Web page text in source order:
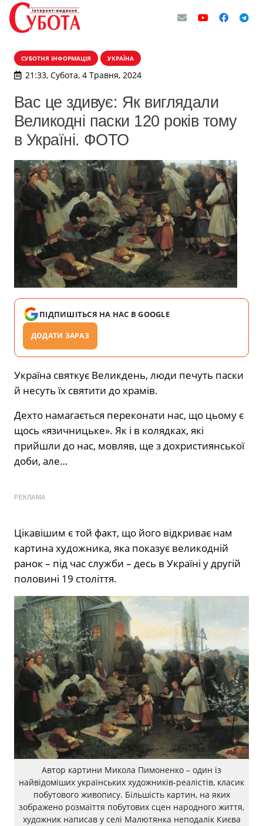
СУБОТНЯ ІНФОРМАЦІЯ УКРАЇНА
21:33, Субота, 4 Травня, 2024
Вас це здивує: Як виглядали
Великодні паски 120 років тому
в Україні. ФОТО
ПІДПИШІТЬСЯ НА НАС В GOOGLE
ДОДАТИ ЗАРАЗ
Україна святкує Великдень, люди печуть паски
й несуть їх святити до храмів.
Дехто намагається переконати нас, що цьому є
щось «язичницьке». Як і в колядках, які
прийшли до нас, мовляв, ще з дохристиянської
доби, але…
РЕКЛАМА
Цікавішим є той факт, що його відкриває нам
картина художника, яка показує великодній
ранок – під час служби – десь в Україні у другій
половині 19 століття.
Автор картини Микола Пимоненко – один із
найвідоміших українських художників-реалістів, класик
побутового живопису. Більшість картин, на яких
зображено розмаїття побутових сцен народного життя,
художник написав у селі Малютянка неподалік Києва